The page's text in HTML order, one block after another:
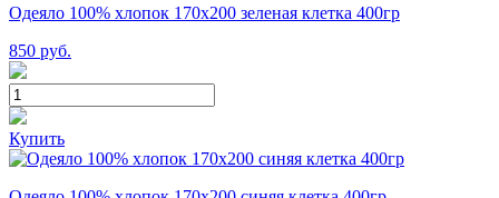
Одеяло 100% хлопок 170x200 зеленая клетка 400гр
850 руб.
Купить